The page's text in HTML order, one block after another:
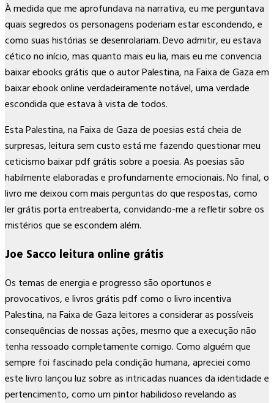
À medida que me aprofundava na narrativa, eu me perguntava
quais segredos os personagens poderiam estar escondendo, e
como suas histórias se desenrolariam. Devo admitir, eu estava
cético no início, mas quanto mais eu lia, mais eu me convencia
baixar ebooks grátis que o autor Palestina, na Faixa de Gaza em
baixar ebook online verdadeiramente notável, uma verdade
escondida que estava à vista de todos.
Esta Palestina, na Faixa de Gaza de poesias está cheia de
surpresas, leitura sem custo está me fazendo questionar meu
ceticismo baixar pdf grátis sobre a poesia. As poesias são
habilmente elaboradas e profundamente emocionais. No final, o
livro me deixou com mais perguntas do que respostas, como
ler grátis porta entreaberta, convidando-me a refletir sobre os
mistérios que se escondem além.
Joe Sacco leitura online grátis
Os temas de energia e progresso são oportunos e
provocativos, e livros grátis pdf como o livro incentiva
Palestina, na Faixa de Gaza leitores a considerar as possíveis
consequências de nossas ações, mesmo que a execução não
tenha ressoado completamente comigo. Como alguém que
sempre foi fascinado pela condição humana, apreciei como
este livro lançou luz sobre as intricadas nuances da identidade e
pertencimento, como um pintor habilidoso revelando as